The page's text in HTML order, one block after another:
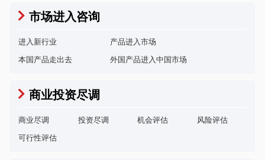
市场进入咨询
进入新行业
本国产品走出去
产品进入市场
外国产品进入中国市场
商业投资尽调
商业尽调
可行性评估
投资尽调 机会评估 风险评估